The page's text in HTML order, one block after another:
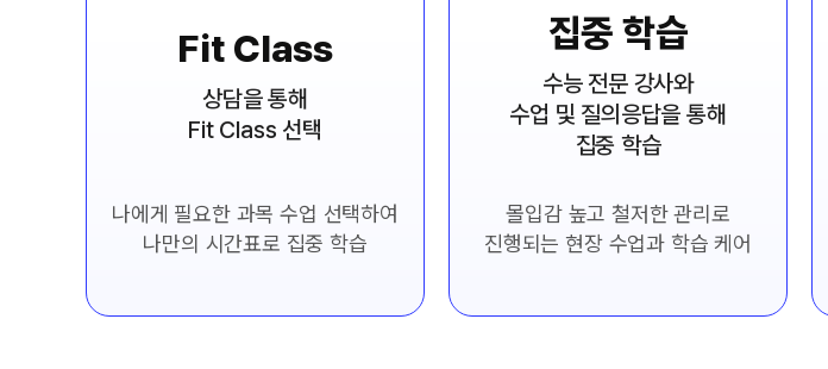
Fit Class
상담을 통해
Fit Class 선택
나에게 필요한 과목 수업 선택하여
나만의 시간표로 집중 학습
집중 학습
수능 전문 강사와
수업 및 질의응답을 통해
집중 학습
몰입감 높고 철저한 관리로
진행되는 현장 수업과 학습 케어